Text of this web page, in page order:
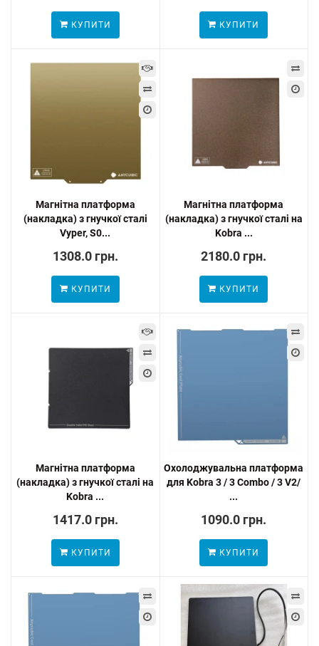
КУПИТИ КУПИТИ
Магнітна платформа
(накладка) з гнучкої сталі
Vyper, S0...
1308.0 грн.
КУПИТИ
Магнітна платформа
(накладка) з гнучкої сталі на
Kobra ...
2180.0 грн.
КУПИТИ
Магнітна платформа
(накладка) з гнучкої сталі на
Kobra ...
1417.0 грн.
КУПИТИ
Охолоджувальна платформа
для Kobra 3 / 3 Combo / 3 V2/
...
1090.0 грн.
КУПИТИ